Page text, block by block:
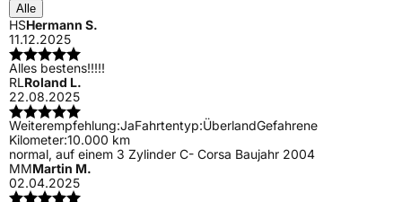
Alle
HSHermann S.
11.12.2025
Alles bestens!!!!!
RLRoland L.
22.08.2025
Weiterempfehlung:JaFahrtentyp:ÜberlandGefahrene
Kilometer:10.000 km
normal, auf einem 3 Zylinder C- Corsa Baujahr 2004
MMMartin M.
02.04.2025